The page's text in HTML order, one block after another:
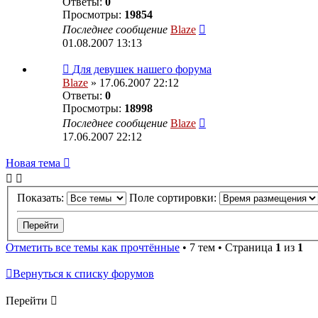
Просмотры: 19854
Последнее сообщение Blaze
01.08.2007 13:13
Для девушек нашего форума
Blaze » 17.06.2007 22:12
Ответы: 0
Просмотры: 18998
Последнее сообщение Blaze
17.06.2007 22:12
Новая тема
Показать: Поле сортировки:
Отметить все темы как прочтённые • 7 тем • Страница 1 из 1
Вернуться к списку форумов
Перейти